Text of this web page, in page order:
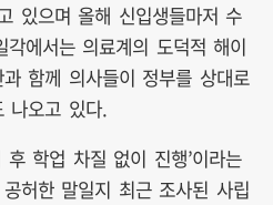
있으며 올해 신입생들마저 수
에서는 의료계의 도덕적 해이
함께 의사들이 정부를 상대로
나오고 있다.
학업 차질 없이 진행’이라는
허한 말일지 최근 조사된 사립